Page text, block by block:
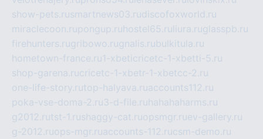
show-pets.rusmartnews03.rudiscofoxworld.ru
miraclecoon.rupongup.ru hostel65.ru liura.ruglasspb.ru
firehunters.rugribowo.rugnalis.rubulkitula.ru
hometown-france.ru1-xbeticricetc-1-xbetti-5.ru
shop-garena.rucricetc-1-xbetr-1-xbetcc-2.ru
one-life-story.rutop-halyava.ruaccounts112.ru
poka-vse-doma-2.ru3-d-file.ru hahahaharms.ru
g2012.rutst-1.rushaggy-cat.ruopsmgr.ruev-gallery.ru
g-2012.ruops-mgr.ruaccounts-112.rucsm-demo.ru